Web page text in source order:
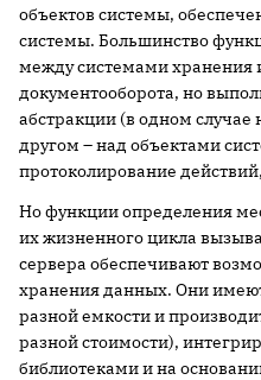
объектов системы,
системы. Большинство
между системами хранения
документооборота, но
абстракции (в одном случае
другом – над объектами
протоколирование
Но функции определения
их жизненного цикла
сервера обеспечивают
хранения данных. Они
разной емкости и
разной стоимости),
библиотеками и на